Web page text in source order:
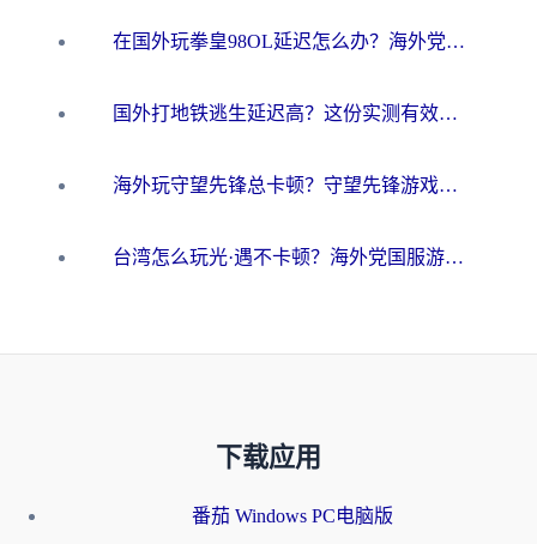
在国外玩拳皇98OL延迟怎么办？海外党亲测有效的低延迟指南
国外打地铁逃生延迟高？这份实测有效的低延迟指南帮你吃鸡
海外玩守望先锋总卡顿？守望先锋游戏加速器在哪里买&避坑指南（附欧洲非洲游戏实测）
台湾怎么玩光·遇不卡顿？海外党国服游戏加速终极攻略（附实测体验）
下载应用
番茄 Windows PC电脑版